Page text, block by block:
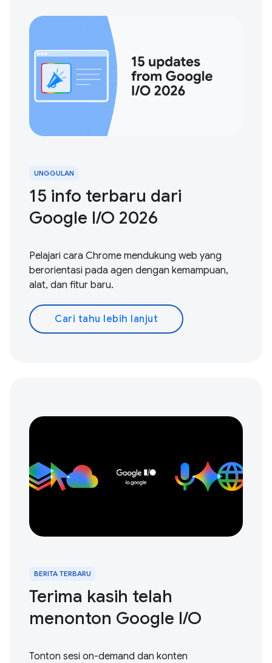
UNGGULAN
15 info terbaru dari
Google I / O 2026
Pelajari cara Chrome mendukung web yang
berorientasi pada agen dengan kemampuan,
alat, dan fitur baru.
Cari tahu lebih lanjut
BERITA TERBARU
Terima kasih telah
menonton Google I / O
Tonton sesi on-demand dan konten